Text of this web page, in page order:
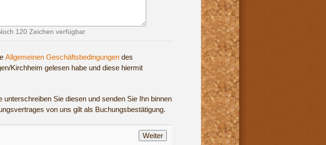
120 Zeichen verfügbar
Allgemeinen Geschäftsbedingungen des
Kirchheim gelesen habe und diese hiermit
Sie diesen und senden Sie Ihn binnen
von uns gilt als Buchungsbestätigung.